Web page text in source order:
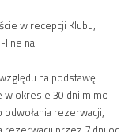
w recepcji Klubu,
line na
na podstawę
w okresie 30 dni mimo
rezerwacji,